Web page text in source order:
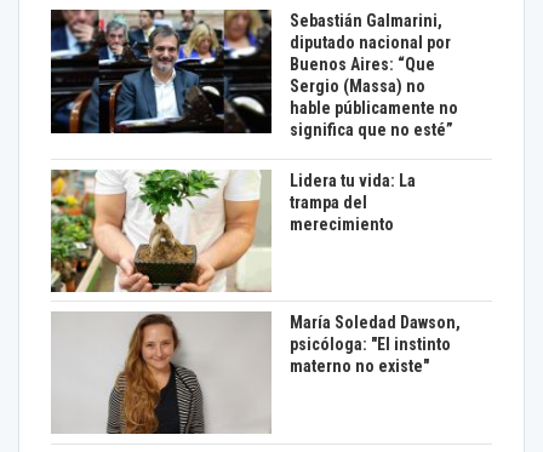
Sebastián Galmarini,
diputado nacional por
Buenos Aires: “Que
Sergio (Massa) no
hable públicamente no
significa que no esté”
Lidera tu vida: La
trampa del
merecimiento
María Soledad Dawson,
psicóloga: "El instinto
materno no existe"